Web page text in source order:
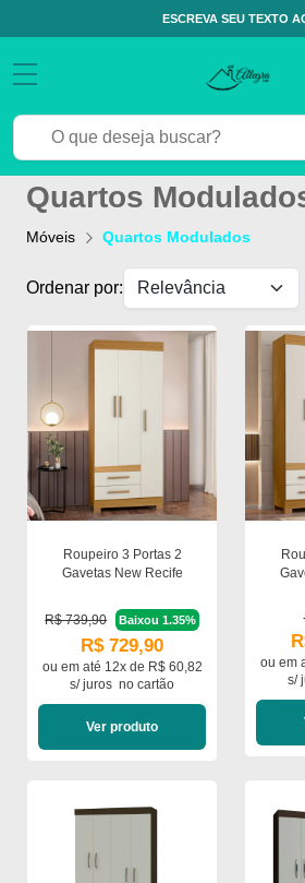
ESCREVA SEU TEXTO
Quartos
Móveis Quartos Modulados
Ordenar por:
Roupeiro 3 Portas 2
Gavetas New Recife
R$ 739,90 Baixou 1.35%
R$ 729,90
ou ematé 12x de R$ 60,82
s/ juros no cartão
Ver produto
ou em
s/